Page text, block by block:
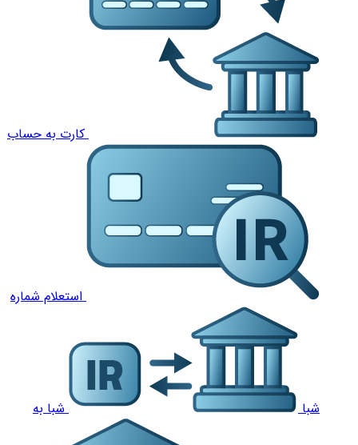
کارت به حساب
استعلام شماره
شبا شبا به